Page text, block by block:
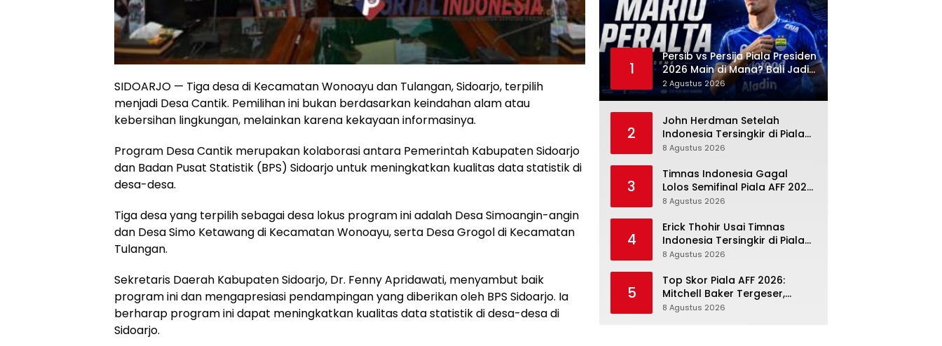
SIDOARJO — Tiga desa di Kecamatan Wonoayu dan Tulangan, Sidoarjo, terpilih
menjadi Desa Cantik. Pemilihan ini bukan berdasarkan keindahan alam atau
kebersihan lingkungan, melainkan karena kekayaan informasinya.
Program Desa Cantik merupakan kolaborasi antara Pemerintah Kabupaten Sidoarjo
dan Badan Pusat Statistik (BPS) Sidoarjo untuk meningkatkan kualitas data statistik di
desa-desa.
Tiga desa yang terpilih sebagai desa lokus program ini adalah Desa Simoangin-angin
dan Desa Simo Ketawang di Kecamatan Wonoayu, serta Desa Grogol di Kecamatan
Tulangan.
Sekretaris Daerah Kabupaten Sidoarjo, Dr. Fenny Apridawati, menyambut baik
program ini dan mengapresiasi pendampingan yang diberikan oleh BPS Sidoarjo. Ia
berharap program ini dapat meningkatkan kualitas data statistik di desa-desa di
Sidoarjo.
1
Persib vs Persija Piala Presiden
2026 Main di Mana? Bali Jadi
Venue Semifinal, Ritmenya
Beda
2 Agustus 2026
2
John Herdman Setelah
Indonesia Tersingkir di Piala
AFF 2026: Mitchell Baker
Belum Tuntas
8 Agustus 2026
3
Timnas Indonesia Gagal
Lolos Semifinal Piala AFF 2026:
Regenerasi Ada, Ritme
Mengejar
8 Agustus 2026
4
Erick Thohir Usai Timnas
Indonesia Tersingkir di Piala
AFF 2026: Evaluasi Jalan,
Dekat
8 Agustus 2026
5
Top Skor Piala AFF 2026:
Mitchell Baker Tergeser,
tetapi Nilainya buat Timnas
8 Agustus 2026